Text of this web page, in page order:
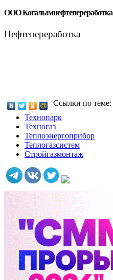
ООО Когалымнефтепереработка
Нефтепереработка
Ссылки по теме:
Технопарк
Техногаз
Теплоэнергоприбор
Теплогазсистем
Стройгазмонтаж